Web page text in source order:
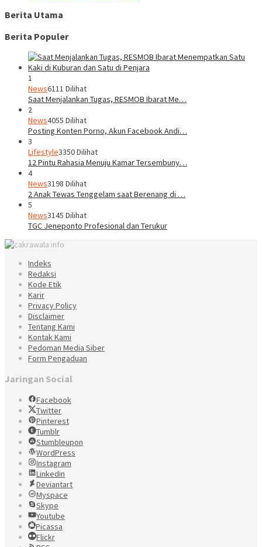
Berita Utama
Berita Populer
1
News6111 Dilihat
Saat Menjalankan Tugas, RESMOB Ibarat Me…
2
News4055 Dilihat
Posting Konten Porno, Akun Facebook Andi…
3
Lifestyle3350 Dilihat
12 Pintu Rahasia Menuju Kamar Tersembuny…
4
News3198 Dilihat
2 Anak Tewas Tenggelam saat Berenang di …
5
News3145 Dilihat
TGC Jeneponto Profesional dan Terukur
Indeks
Redaksi
Kode Etik
Karir
Privacy Policy
Disclaimer
Tentang Kami
Kontak Kami
Pedoman Media Siber
Form Pengaduan
Jaringan Social
Facebook
Twitter
Pinterest
Tumblr
Stumbleupon
WordPress
Instagram
Linkedin
Deviantart
Myspace
Skype
Youtube
Picassa
Flickr